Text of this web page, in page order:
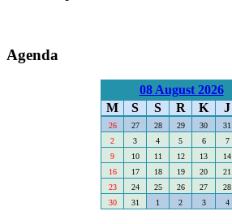
Agenda
08 August 2026
M
S S R K J
26 27 28 29 30 31
2
3 4 5 6 7
9
10 11 12 13 14
16
17 18 19 20 21
23
24 25 26 27 28
30
31 1 2 3 4